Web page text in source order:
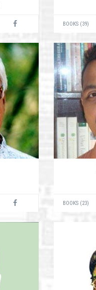
BOOKS (39)
BOOKS (23)